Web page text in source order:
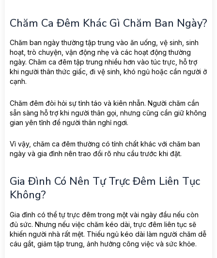
Chăm Ca Đêm Khác Gì Chăm Ban Ngày?
Chăm ban ngày thường tập trung vào ăn uống, vệ sinh, sinh
hoạt, trò chuyện, vận động nhẹ và các hoạt động thường
ngày. Chăm ca đêm tập trung nhiều hơn vào túc trực, hỗ trợ
khi người thân thức giấc, đi vệ sinh, khó ngủ hoặc cần người ở
cạnh.
Chăm đêm đòi hỏi sự tỉnh táo và kiên nhẫn. Người chăm cần
sẵn sàng hỗ trợ khi người thân gọi, nhưng cũng cần giữ không
gian yên tĩnh để người thân nghỉ ngơi.
Vì vậy, chăm ca đêm thường có tính chất khác với chăm ban
ngày và gia đình nên trao đổi rõ nhu cầu trước khi đặt.
Gia Đình Có Nên Tự Trực Đêm Liên Tục
Không?
Gia đình có thể tự trực đêm trong một vài ngày đầu nếu còn
đủ sức. Nhưng nếu việc chăm kéo dài, trực đêm liên tục sẽ
khiến người nhà rất mệt. Thiếu ngủ kéo dài làm người chăm dễ
cáu gắt, giảm tập trung, ảnh hưởng công việc và sức khỏe.